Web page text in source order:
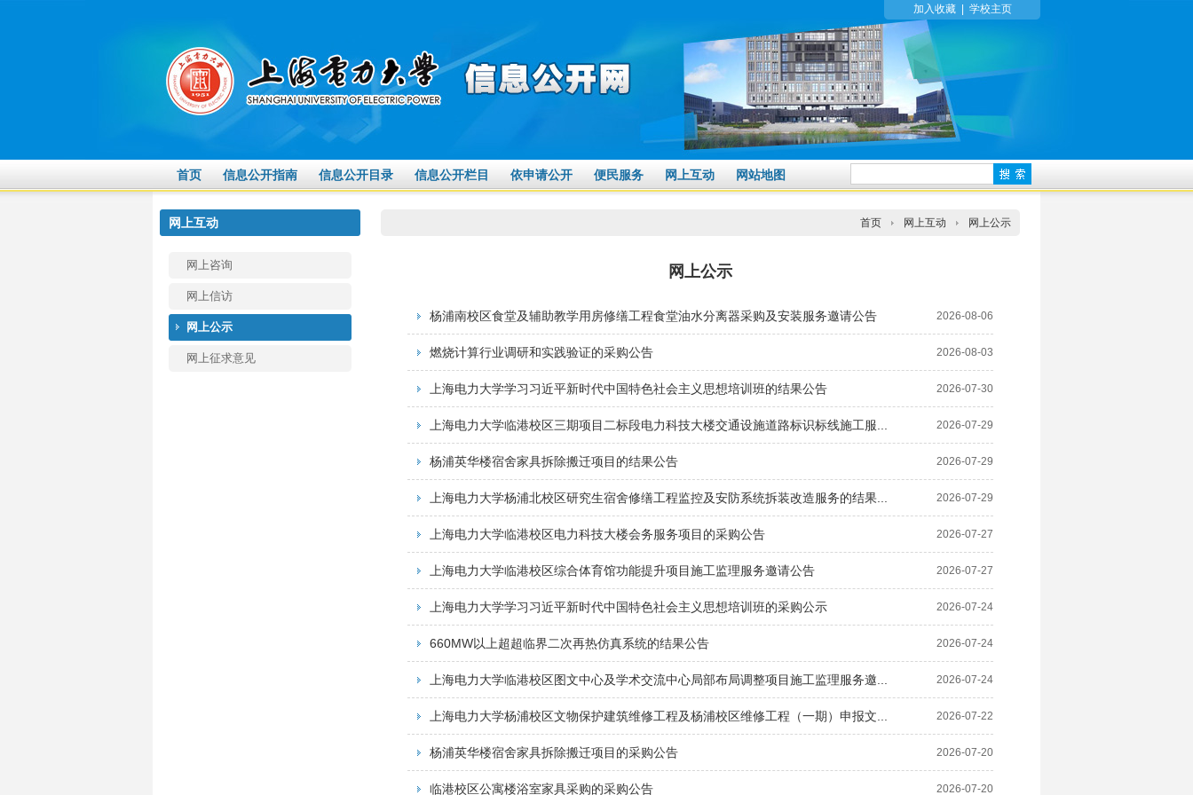
加入收藏| 学校主页
首页 信息公开指南 信息公开目录 信息公开栏目 依申请公开 便民服务 网上互动 网站地图
网上互动
网上咨询
网上信访
网上公示
网上征求意见
首页 网上互动 网上公示
网上公示
杨浦南校区食堂及辅助教学用房修缮工程食堂油水分离器采购及安装服务邀请公告 2026-08-06
燃烧计算行业调研和实践验证的采购公告 2026-08-03
上海电力大学学习习近平新时代中国特色社会主义思想培训班的结果公告 2026-07-30
上海电力大学临港校区三期项目二标段电力科技大楼交通设施道路标识标线施工服... 2026-07-29
杨浦英华楼宿舍家具拆除搬迁项目的结果公告 2026-07-29
上海电力大学杨浦北校区研究生宿舍修缮工程监控及安防系统拆装改造服务的结果... 2026-07-29
上海电力大学临港校区电力科技大楼会务服务项目的采购公告 2026-07-27
上海电力大学临港校区综合体育馆功能提升项目施工监理服务邀请公告 2026-07-27
上海电力大学学习习近平新时代中国特色社会主义思想培训班的采购公示 2026-07-24
660MW以上超超临界二次再热仿真系统的结果公告 2026-07-24
上海电力大学临港校区图文中心及学术交流中心局部布局调整项目施工监理服务邀... 2026-07-24
上海电力大学杨浦校区文物保护建筑维修工程及杨浦校区维修工程（一期）申报文... 2026-07-22
杨浦英华楼宿舍家具拆除搬迁项目的采购公告 2026-07-20
临港校区公寓楼浴室家具采购的采购公告 2026-07-20